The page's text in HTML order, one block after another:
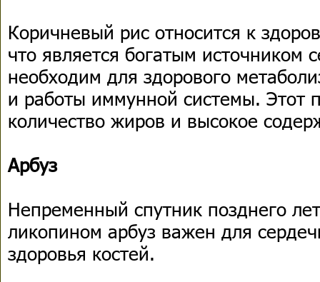
Коричневый рис относится к
что является богатым источником
необходим для здорового
и работы иммунной системы. Этот
количество жиров и высокое
Арбуз
Непременный спутник позднего
ликопином арбуз важен для
здоровья костей.